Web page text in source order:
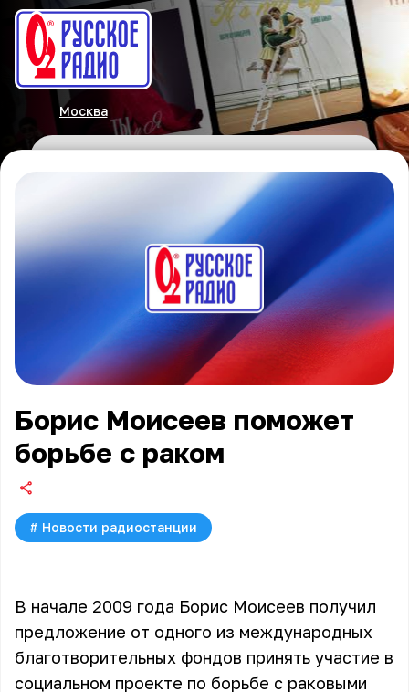
Москва
Борис Моисеев поможет
борьбе с раком
# Новости радиостанции
В начале 2009 года Борис Моисеев получил
предложение от одного из международных
благотворительных фондов принять участие в
социальном проекте по борьбе с раковыми